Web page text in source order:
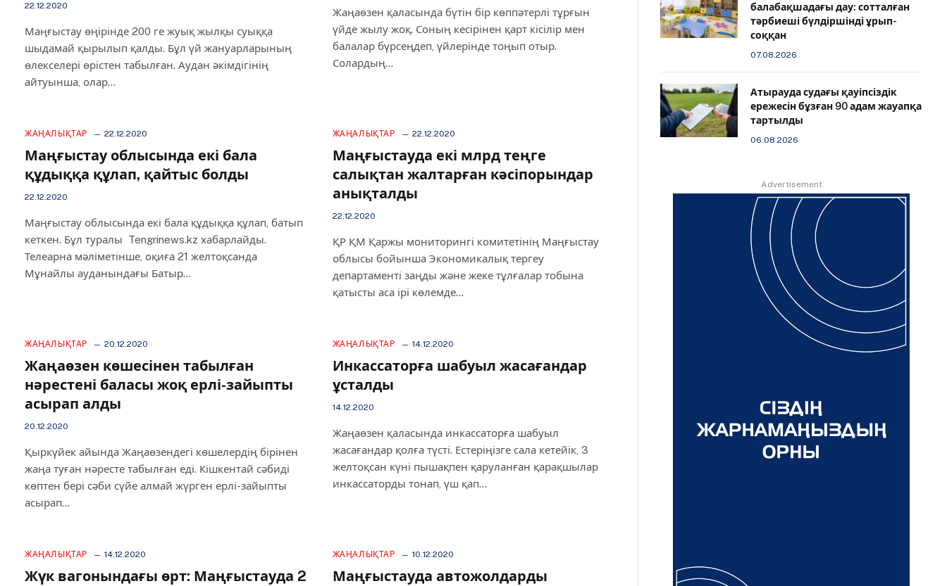
22.12.2020
Маңғыстау өңірінде 200 ге жуық жылқы суыққа
шыдамай қырылып қалды. Бұл үй жануарларының
өлекселері өрістен табылған. Аудан әкімдігінің
айтуынша, олар…
Жаңаөзен қаласында бүтін бір көппәтерлі тұрғын
үйде жылу жоқ. Соның кесірінен қарт кісілір мен
балалар бүрсеңдеп, үйлерінде тоңып отыр.
Солардың…
ЖАҢАЛЫҚТАР 22.12.2020
Маңғыстау облысында екі бала
құдыққа құлап, қайтыс болды
22.12.2020
Маңғыстау облысында екі бала құдыққа құлап, батып
кеткен. Бұл туралы Tengrinews.kz хабарлайды.
Телеарна мәліметінше, оқиға 21 желтоқсанда
Мұнайлы ауданындағы Батыр…
ЖАҢАЛЫҚТАР 22.12.2020
Маңғыстауда екі млрд теңге
салықтан жалтарған кәсіпорындар
анықталды
22.12.2020
ҚР ҚМ Қаржы мониторингі комитетінің Маңғыстау
облысы бойынша Экономикалық тергеу
департаменті заңды және жеке тұлғалар тобына
қатысты аса ірі көлемде…
ЖАҢАЛЫҚТАР 20.12.2020
Жаңаөзен көшесінен табылған
нәрестені баласы жоқ ерлі-зайыпты
асырап алды
20.12.2020
Қыркүйек айында Жаңаөзендегі көшелердің бірінен
жаңа туған нәресте табылған еді. Кішкентай сәбиді
көптен бері сәби сүйе алмай жүрген ерлі-зайыпты
асырап…
ЖАҢАЛЫҚТАР 14.12.2020
Инкассаторға шабуыл жасағандар
ұсталды
14.12.2020
Жаңаөзен қаласында инкассаторға шабуыл
жасағандар қолға түсті. Естеріңізге сала кетейік, 3
желтоқсан күні пышақпен қаруланған қарақшылар
инкассаторды тонап, үш қап…
ЖАҢАЛЫҚТАР 14.12.2020
Жүк вагонындағы өрт: Маңғыстауда 2
ЖАҢАЛЫҚТАР 10.12.2020
Маңғыстауда автожолдарды
балабақшадағы дау: сотталған
тәрбиеші бүлдіршінді ұрып-
соққан
07.08.2026
Атырауда судағы қауіпсіздік
ережесін бұзған 90 адам жауапқа
тартылды
06.08.2026
Advertisement